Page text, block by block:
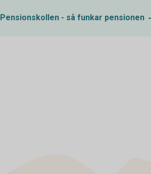
Pensionskollen - så funkar pensionen